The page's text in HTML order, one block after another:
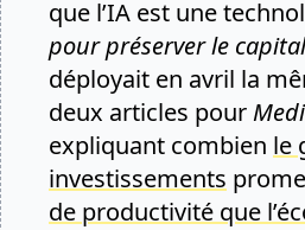
que l’IA est une
pour préserver le
déployait en avril la
deux articles pour
expliquant combien le
investissements
de productivité que